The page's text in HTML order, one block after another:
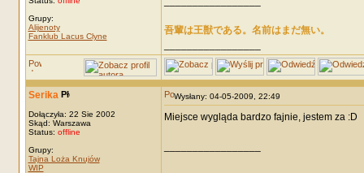
Grupy:
Alijenoty
Fanklub Lacus Clyne
吾輩は王獣である。名前はまだ無い。
Serika
Dołączyła: 22 Sie 2002
Skąd: Warszawa
Status: offline
Grupy:
Tajna Loża Knujów
WIP
Wysłany: 04-05-2009, 22:49
Miejsce wygląda bardzo fajnie, jestem za :D